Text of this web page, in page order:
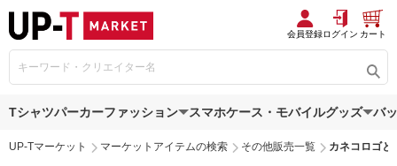
会員登録ログイン カート
Tシャツパーカーファッション スマホケース・モバイルグッズ バ
UP-Tマーケット マーケットアイテムの検索 その他販売一覧 カネコロゴ